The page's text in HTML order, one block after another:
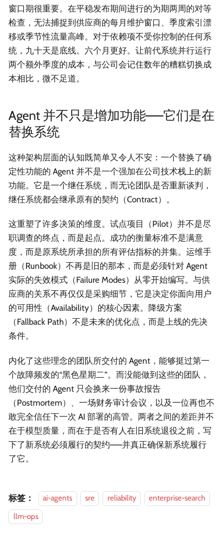
窗口期很重要。在平稳发布期间进行的为期两周的对等
检查，无法捕捉到供应商的每月维护窗口、季度索引漂
移或季节性流量高峰。对于依赖项不受你控制的任何系
统，九十天是底线。六个月更好。让前代系统并行运行
两个额外季度的成本，与公司会记住数年的糟糕切换成
本相比，微不足道。
Agent 并不只是增加功能——它们是在
替换系统
这种架构层面的认知既简单又令人不安：一个替换了确
定性功能的 Agent 并不是一个强加在公司技术栈上的新
功能。它是一个继任系统，而无论团队是否重新谈判，
继任系统都会继承原有的契约（Contract）。
这重塑了许多决策的维度。试点项目（Pilot）并不是尽
职调查的终点，而是起点。成功的衡量标准不是满意
度，而是原系统所承担的所有评估指标的并集。运维手
册（Runbook）不再是旧的那本，而是必须针对 Agent
实际的失效模式（Failure Modes）从零开始编写。与供
应商的关系不再仅仅是采购细节，它是决定你面向用户
的可用性（Availability）的核心因素。降级方案
（Fallback Path）不是未来的优化点，而是上线的先决
条件。
内化了这些理念的团队所交付的 Agent，能够挺过第一
个故障频发的“黑色星期二”。而没能做到这些的团队，
他们交付的 Agent 只会换来一份事故报告
（Postmortem）、一场财务审计会议，以及一位再也不
敢完全信任下一次 AI 部署的高管。两者之间的差距并不
在于模型质量，而在于是否有人在旧系统退役之前，写
下了新系统必须履行的契约——并真正确保新系统履行
了它。
标签： ai-agents sre reliability
enterprise-search
llm-ops